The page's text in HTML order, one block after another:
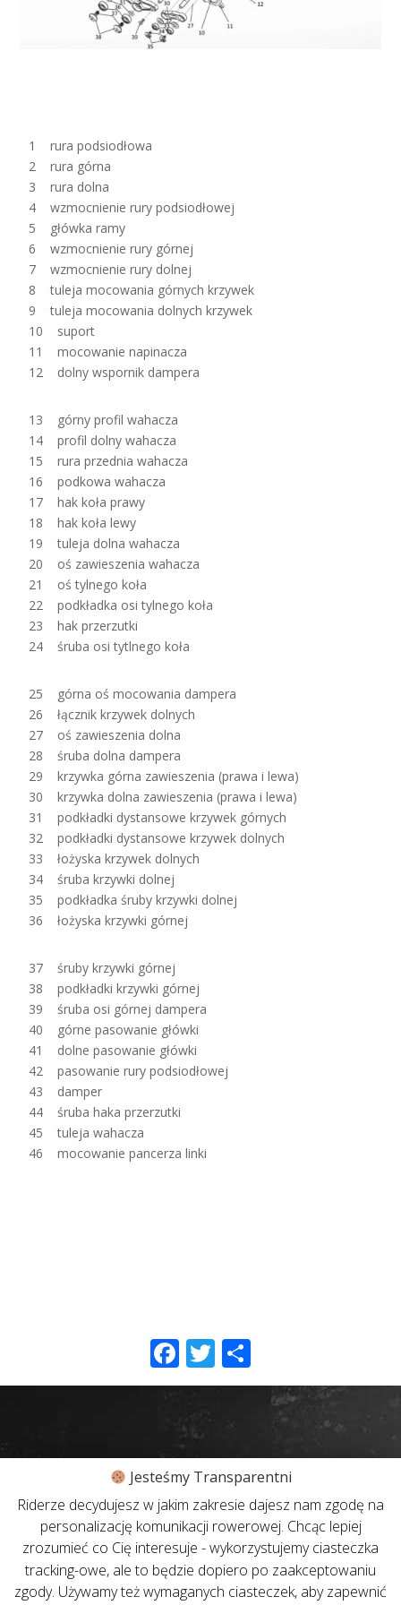
1 rura podsiodłowa
2 rura górna
3 rura dolna
4 wzmocnienie rury podsiodłowej
5 główka ramy
6 wzmocnienie rury górnej
7 wzmocnienie rury dolnej
8 tuleja mocowania górnych krzywek
9 tuleja mocowania dolnych krzywek
10 suport
11 mocowanie napinacza
12 dolny wspornik dampera
13 górny profil wahacza
14 profil dolny wahacza
15 rura przednia wahacza
16 podkowa wahacza
17 hak koła prawy
18 hak koła lewy
19 tuleja dolna wahacza
20 oś zawieszenia wahacza
21 oś tylnego koła
22 podkładka osi tylnego koła
23 hak przerzutki
24 śruba osi tytlnego koła
25 górna oś mocowania dampera
26 łącznik krzywek dolnych
27 oś zawieszenia dolna
28 śruba dolna dampera
29 krzywka górna zawieszenia (prawa i lewa)
30 krzywka dolna zawieszenia (prawa i lewa)
31 podkładki dystansowe krzywek górnych
32 podkładki dystansowe krzywek dolnych
33 łożyska krzywek dolnych
34 śruba krzywki dolnej
35 podkładka śruby krzywki dolnej
36 łożyska krzywki górnej
37 śruby krzywki górnej
38 podkładki krzywki górnej
39 śruba osi górnej dampera
40 górne pasowanie główki
41 dolne pasowanie główki
42 pasowanie rury podsiodłowej
43 damper
44 śruba haka przerzutki
45 tuleja wahacza
46 mocowanie pancerza linki
Facebook
Twitter
Jesteśmy Transparentni
Riderze decydujesz w jakim zakresie dajesz nam zgodę na
personalizację komunikacji rowerowej. Chcąc lepiej
zrozumieć co Cię interesuje - wykorzystujemy ciasteczka
tracking-owe, ale to będzie dopiero po zaakceptowaniu
zgody. Używamy też wymaganych ciasteczek, aby zapewnić